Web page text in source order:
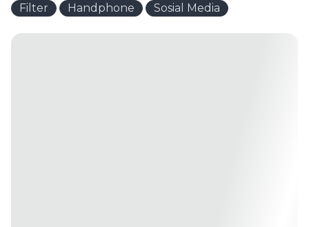
Filter
Handphone Sosial Media